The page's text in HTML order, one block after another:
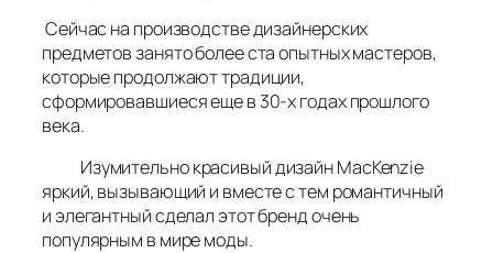
Сейчас на производстве дизайнерских
предметов занято более ста опытных мастеров,
которые продолжают традиции,
сформировавшиеся еще в 30-х годах прошлого
века.
Изумительно красивый дизайн MacKenzie
яркий, вызывающий и вместе с тем романтичный
и элегантный сделал этот бренд очень
популярным в мире моды.